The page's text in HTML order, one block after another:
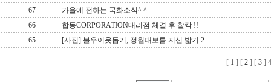
67
가을에 전하는 국화소식^ ^
66
합동CORPORATION대리점 체결 후 찰칵 !!
65
[사진] 불우이웃돕기, 정월대보름 지신 밟기 2
[ 1 ] [ 2] [ 3] 4